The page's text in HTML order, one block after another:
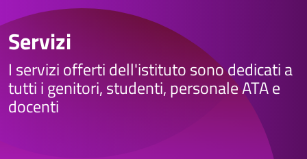
Servizi
I servizi offerti dell'istituto sono dedicati a
tutti i genitori, studenti, personale ATA e
docenti